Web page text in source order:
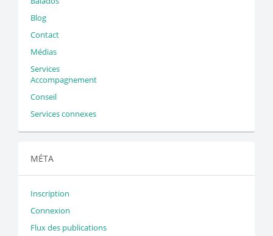
Blog
Contact
Médias
Services
Accompagnement
Conseil
Services connexes
MÉTA
Inscription
Connexion
Flux des publications